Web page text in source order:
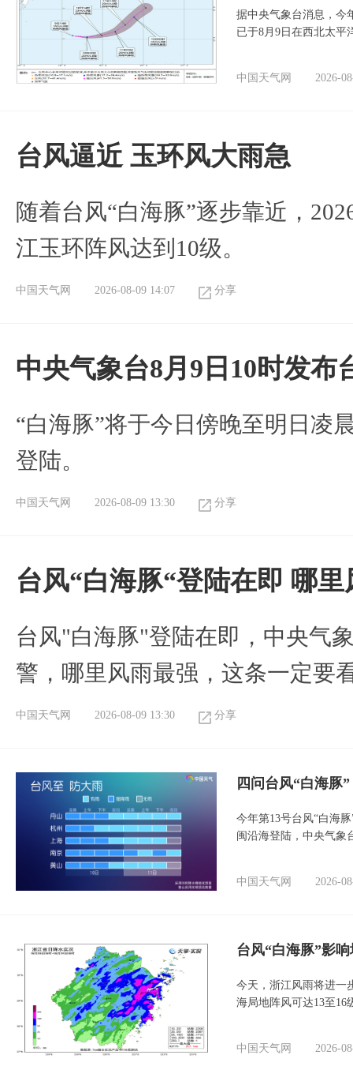
据中央气象台消息，今
已于8月9日在西北太平
中国天气网 2026-
台风逼近 玉环风大雨急
随着台风“白海豚”逐步靠近，
江玉环阵风达到10级。
中国天气网 2026-08-09 14:07 分享
中央气象台8月9日10时发布
“白海豚”将于今日傍晚至明日凌
登陆。
中国天气网 2026-08-09 13:30 分享
台风“白海豚“登陆在即 哪
台风"白海豚"登陆在即，中央气
警，哪里风雨最强，这条一定要
中国天气网 2026-08-09 13:30 分享
四问台风“白海豚
今年第13号台风“白海
闽沿海登陆，中央气象
中国天气网 2026-
台风“白海豚”影
今天，浙江风雨将进一
海局地阵风可达13至16
中国天气网 2026-